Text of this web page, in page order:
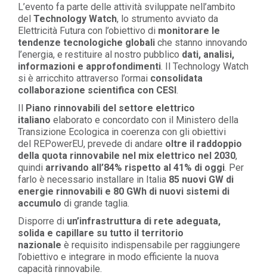
L’evento fa parte delle attività sviluppate nell’ambito
del Technology Watch, lo strumento avviato da
Elettricità Futura con l’obiettivo di monitorare le
tendenze tecnologiche globali che stanno innovando
l’energia, e restituire al nostro pubblico dati, analisi,
informazioni e approfondimenti. Il Technology Watch
si è arricchito attraverso l’ormai consolidata
collaborazione scientifica con CESI.
Il Piano rinnovabili del settore elettrico
italiano elaborato e concordato con il Ministero della
Transizione Ecologica in coerenza con gli obiettivi
del REPowerEU, prevede di andare oltre il raddoppio
della quota rinnovabile nel mix elettrico nel 2030,
quindi arrivando all’84% rispetto al 41% di oggi. Per
farlo è necessario installare in Italia 85 nuovi GW di
energie rinnovabili e 80 GWh di nuovi sistemi di
accumulo di grande taglia.
Disporre di un’infrastruttura di rete adeguata,
solida e capillare su tutto il territorio
nazionale è requisito indispensabile per raggiungere
l’obiettivo e integrare in modo efficiente la nuova
capacità rinnovabile.